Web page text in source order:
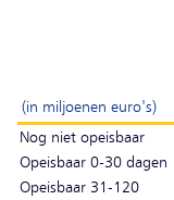
(in miljoenen euro's)
Nog niet opeisbaar
Opeisbaar 0-30 dagen
Opeisbaar 31-120